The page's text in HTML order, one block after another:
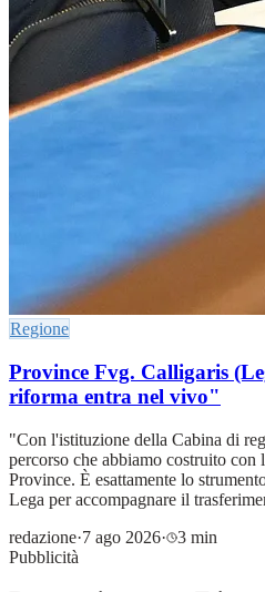
Regione
Province Fvg. Calligaris
riforma entra nel vivo"
"Con l'istituzione della Cabina di
percorso che abbiamo costruito
Province. È esattamente lo
Lega per accompagnare il
redazione·7 ago 2026·
3 min
Pubblicità